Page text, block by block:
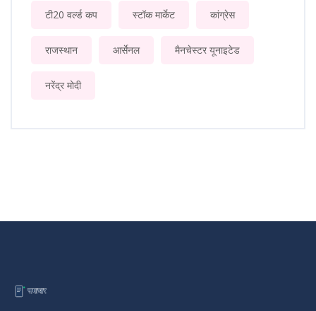
टी20 वर्ल्ड कप स्टॉक मार्केट कांग्रेस
राजस्थान आर्सेनल मैनचेस्टर यूनाइटेड
नरेंद्र मोदी